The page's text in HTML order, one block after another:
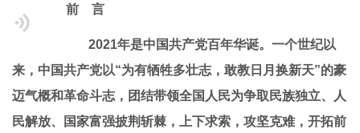
前 言
2021年是中国共产党百年华诞。一个世纪以
来，中国共产党以“为有牺牲多壮志，敢教日月换新天”的豪
迈气概和革命斗志，团结带领全国人民为争取民族独立、人
民解放、国家富强披荆斩棘，上下求索，攻坚克难，开拓前